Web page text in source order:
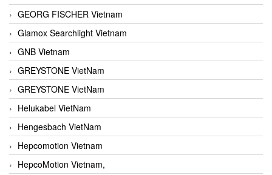
GEORG FISCHER Vietnam
Glamox Searchlight Vietnam
GNB Vietnam
GREYSTONE VietNam
GREYSTONE VietNam
Helukabel VietNam
Hengesbach VietNam
Hepcomotion Vietnam
HepcoMotion Vietnam,